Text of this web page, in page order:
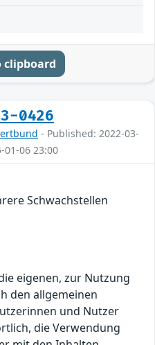
clipboard
0426
- Published: 2022-03-
01-06 23:00
Schwachstellen
eigenen, zur Nutzung
den allgemeinen
und Nutzer
die Verwendung